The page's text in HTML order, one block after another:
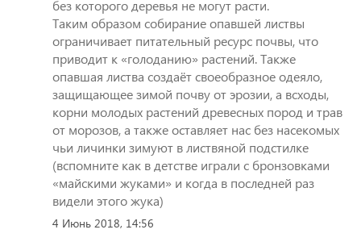
без которого деревья не могут расти.
Таким образом собирание опавшей листвы
ограничивает питательный ресурс почвы, что
приводит к «голоданию» растений. Также
опавшая листва создаёт своеобразное одеяло,
защищающее зимой почву от эрозии, а всходы,
корни молодых растений древесных пород и трав
от морозов, а также оставляет нас без насекомых
чьи личинки зимуют в листвяной подстилке
(вспомните как в детстве играли с бронзовками
«майскими жуками» и когда в последней раз
4 Июнь 2018, 14:56